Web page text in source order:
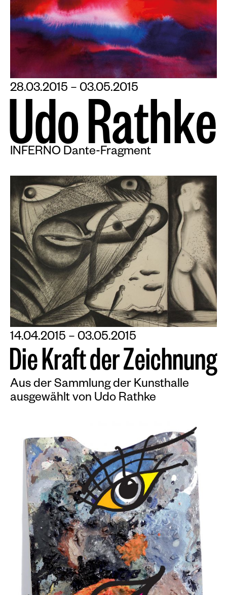
28.03.2015 – 03.05.2015
UdoRathke
INFERNO Dante-Fragment
14.04.2015 – 03.05.2015
DieKraftderZeichnung
Aus der Sammlung der Kunsthalle
ausgewählt von Udo Rathke